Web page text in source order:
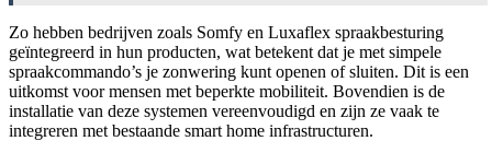
Zo hebben bedrijven zoals Somfy en Luxaflex spraakbesturing
geïntegreerd in hun producten, wat betekent dat je met simpele
spraakcommando’s je zonwering kunt openen of sluiten. Dit is een
uitkomst voor mensen met beperkte mobiliteit. Bovendien is de
installatie van deze systemen vereenvoudigd en zijn ze vaak te
integreren met bestaande smart home infrastructuren.